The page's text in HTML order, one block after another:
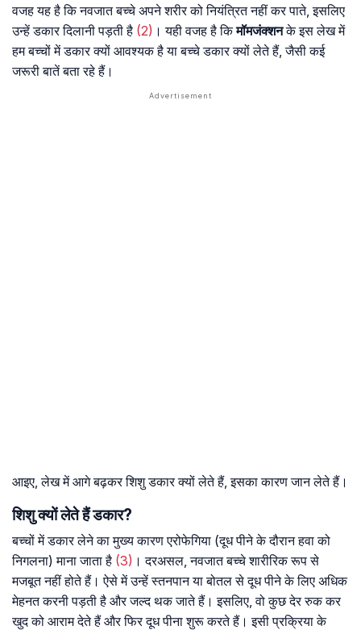
वजह यह है कि नवजात बच्चे अपने शरीर को नियंत्रित नहीं कर पाते, इसलिए
उन्हें डकार दिलानी पड़ती है (2) । यही वजह है किमॉमजंक्शनके इस लेख में
हम बच्चों में डकार क्यों आवश्यक है या बच्चे डकार क्यों लेते हैं, जैसी कई
जरूरी बातें बता रहे हैं।
आइए, लेख में आगे बढ़कर शिशु डकार क्यों लेते हैं, इसका कारण जान लेते हैं।
शिशु क्यों लेते हैं डकार?
बच्चों में डकार लेने का मुख्य कारण एरोफेगिया (दूध पीने के दौरान हवा को
निगलना) माना जाता है (3) । दरअसल, नवजात बच्चे शारीरिक रूप से
मजबूत नहीं होते हैं। ऐसे में उन्हें स्तनपान या बोतल से दूध पीने के लिए अधिक
मेहनत करनी पड़ती है और जल्द थक जाते हैं। इसलिए, वो कुछ देर रुक कर
खुद को आराम देते हैं और फिर दूध पीना शुरू करते हैं। इसी प्रक्रिया के